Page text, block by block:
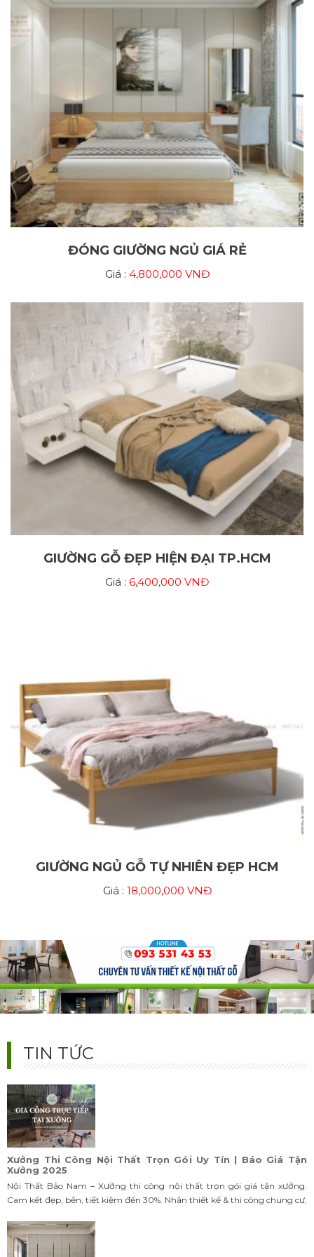
ĐÓNG GIƯỜNG NGỦ GIÁ RẺ
Giá : 4,800,000 VNĐ
GIƯỜNG GỖ ĐẸP HIỆN ĐẠI TP.HCM
Giá : 6,400,000 VNĐ
GIƯỜNG NGỦ GỖ TỰ NHIÊN ĐẸP HCM
Giá : 18,000,000 VNĐ
TIN TỨC
99+ Mẫu Tủ Quần Áo Cánh Trượt Hiện Đại 2025 – Đẹp,
Sang, Siêu Tiết Kiệm
Liên hệ tư vấn & báo giá chi tiết hôm nay!
Xưởng Thi Công Nội Thất Trọn Gói Uy Tín | Báo Giá Tận
Xưởng 2025
Nội Thất Bảo Nam – Xưởng thi công nội thất trọn gói giá tận xưởng.
Cam kết đẹp, bền, tiết kiệm đến 30%. Nhận thiết kế & thi công chung cư,
nhà phố, biệt thự. Liên hệ ngay!